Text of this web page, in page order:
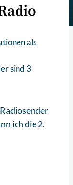
als
sind 3
ich die 2.